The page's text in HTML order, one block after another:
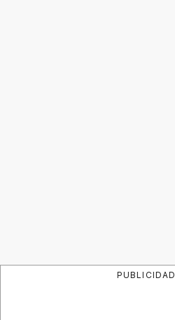
PUBLICIDAD